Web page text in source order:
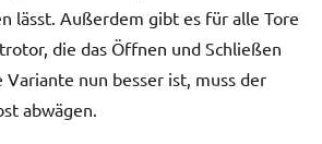
lässt. Außerdem gibt es für alle Tore
die das Öffnen und Schließen
nun besser ist, muss der
abwägen.